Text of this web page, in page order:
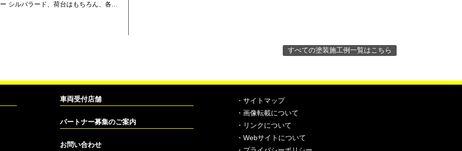
ー シルバラード、荷台はもちろん、各…
すべての塗装施工例一覧はこちら
車両受付店舗
パートナー募集のご案内
お問い合わせ
・ サイトマップ
・ 画像転載について
・ リンクについて
・ Webサイトについて